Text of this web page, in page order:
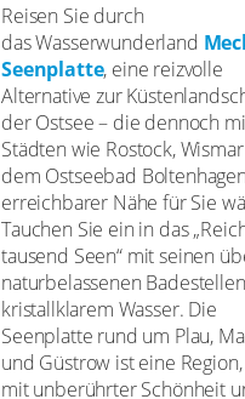
Reisen Sie durch
das Wasserwunderland
Seenplatte, eine reizvolle
Alternative zur
der Ostsee – die dennoch
Städten wie Rostock,
dem Ostseebad
erreichbarer Nähe für Sie
Tauchen Sie ein in das
tausend Seen“ mit seinen
naturbelassenen
kristallklarem Wasser. Die
Seenplatte rund um Plau,
und Güstrow ist eine
mit unberührter Schönheit